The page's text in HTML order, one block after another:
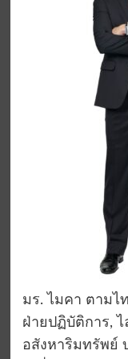
มร. ไมคา ตามไท
ฝ่ายปฏิบัติการ,
อสังหาริมทรัพย์